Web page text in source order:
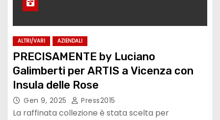
ALTRI/VARI AZIENDALI
PRECISAMENTE by Luciano
Galimberti per ARTIS a Vicenza con
Insula delle Rose
Gen 9, 2025 Press2015
La raffinata collezione è stata scelta per